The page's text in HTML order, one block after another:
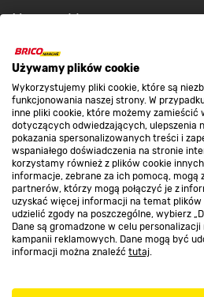
Używamy plików cookie
Wykorzystujemy pliki cookie, które są
funkcjonowania naszej strony. W
inne pliki cookie, które możemy zamieścić
dotyczących odwiedzających, ulepszenia
pokazania spersonalizowanych treści i
wspaniałego doświadczenia na stronie
korzystamy również z plików cookie
informacje, zebrane za ich pomocą, mogą
partnerów, którzy mogą połączyć je z
uzyskać więcej informacji na temat
udzielić zgody na poszczególne, wybierz
Dane są gromadzone w celu
kampanii reklamowych. Dane mogą być
informacji można znaleźć tutaj.
Nasze sklepy
O nas
Kontakt do sklepu
Strefa biznesu
Dołącz do nas